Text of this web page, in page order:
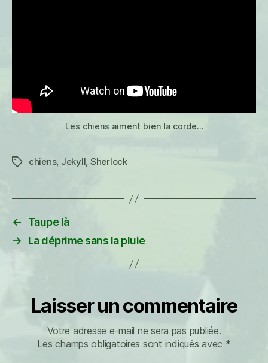
Les chiens aiment bien la corde…
Étiquettes
chiens, Jekyll, Sherlock
←
Taupe là
→
La déprime sans la pluie
Laisser un commentaire
Votre adresse e-mail ne sera pas publiée.
Les champs obligatoires sont indiqués avec *